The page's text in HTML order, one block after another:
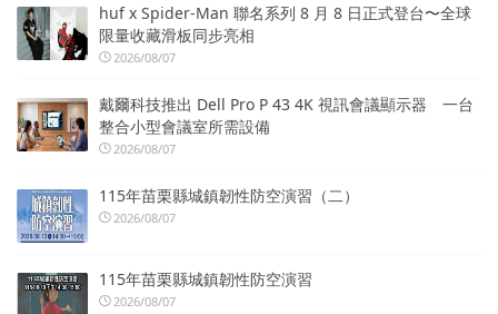
huf x Spider-Man 聯名系列 8 月 8 日正式登台〜全球
限量收藏滑板同步亮相
2026/08/07
戴爾科技推出 Dell Pro P 43 4K 視訊會議顯示器 一台
整合小型會議室所需設備
2026/08/07
115年苗栗縣城鎮韌性防空演習（二）
2026/08/07
115年苗栗縣城鎮韌性防空演習
2026/08/07